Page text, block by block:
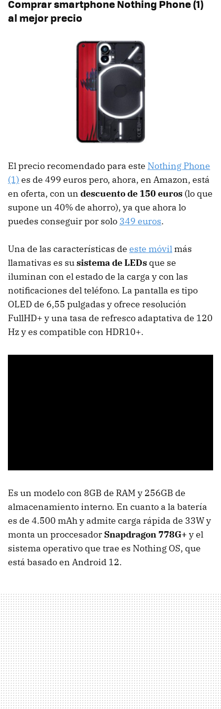
Comprar smartphone Nothing Phone (1)
al mejor precio
El precio recomendado para este Nothing Phone
(1) es de 499 euros pero, ahora, en Amazon, está
en oferta, con un descuento de 150 euros (lo que
supone un 40% de ahorro), ya que ahora lo
puedes conseguir por solo 349 euros.
Una de las características de este móvil más
llamativas es susistema de LEDs que se
iluminan con el estado de la carga y con las
notificaciones del teléfono. La pantalla es tipo
OLED de 6,55 pulgadas y ofrece resolución
FullHD+ y una tasa de refresco adaptativa de 120
Hz y es compatible con HDR10+.
Es un modelo con 8GB de RAM y 256GB de
almacenamiento interno. En cuanto a la batería
es de 4.500 mAh y admite carga rápida de 33W y
monta un proccesador Snapdragon 778G+ y el
sistema operativo que trae es Nothing OS, que
está basado en Android 12.